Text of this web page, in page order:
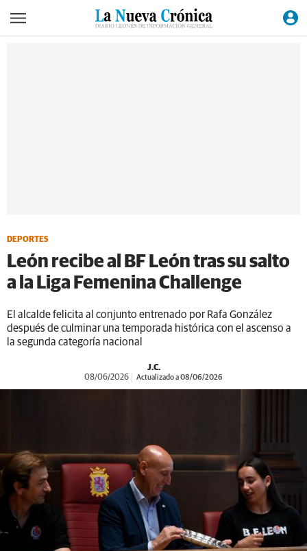
DEPORTES
León recibe al BF León tras su salto
a la Liga Femenina Challenge
El alcalde felicita al conjunto entrenado por Rafa González
después de culminar una temporada histórica con el ascenso a
la segunda categoría nacional
J.C.
08/06/2026 Actualizado a 08/06/2026